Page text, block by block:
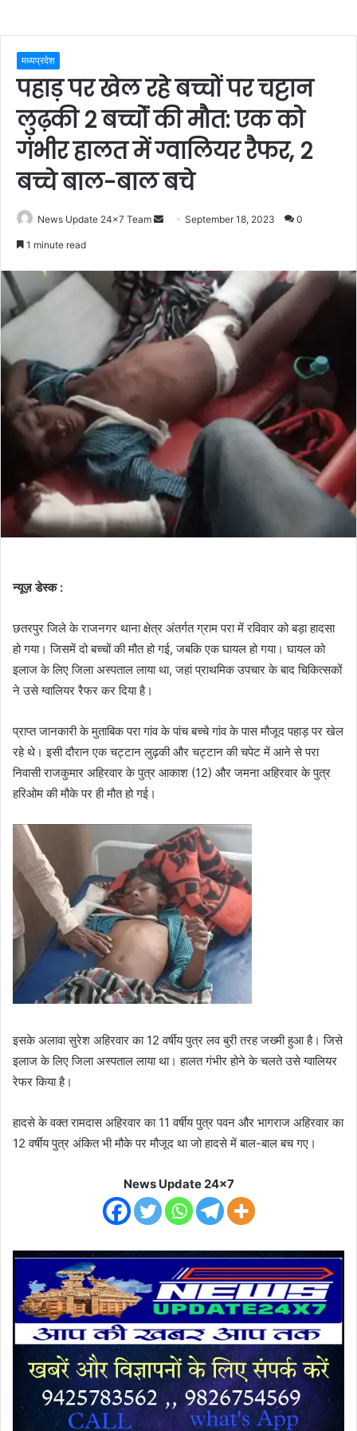
मध्यप्रदेश
पहाड़ पर खेल रहे बच्चों पर चट्टान
लुढ़की 2 बच्चोंं की मौत: एक को
गंभीर हालत में ग्वालियर रैफर, 2
बच्चे बाल-बाल बचे
News Update 24x7 Team
Send September 18, 2023 0
1 minute read
न्यूज़ डेस्क :
छतरपुर जिले के राजनगर थाना क्षेत्र अंतर्गत ग्राम परा में रविवार को बड़ा हादसा
हो गया। जिसमें दो बच्चों की मौत हो गई, जबकि एक घायल हो गया। घायल को
इलाज के लिए जिला अस्पताल लाया था, जहां प्राथमिक उपचार के बाद चिकित्सकों
ने उसे ग्वालियर रैफर कर दिया है।
प्राप्त जानकारी के मुताबिक परा गांव के पांच बच्चे गांव के पास मौजूद पहाड़ पर खेल
रहे थे। इसी दौरान एक चट्टान लुढ़की और चट्टान की चपेट में आने से परा
निवासी राजकुमार अहिरवार के पुत्र आकाश (12) और जमना अहिरवार के पुत्र
हरिओम की मौके पर ही मौत हो गई।
इसके अलावा सुरेश अहिरवार का 12 वर्षीय पुत्र लव बुरी तरह जख्मी हुआ है। जिसे
इलाज के लिए जिला अस्पताल लाया था। हालत गंभीर होने के चलते उसे ग्वालियर
रेफर किया है।
हादसे के वक्त रामदास अहिरवार का 11 वर्षीय पुत्र पवन और भागराज अहिरवार का
12 वर्षीय पुत्र अंकित भी मौके पर मौजूद था जो हादसे में बाल-बाल बच गए।
News Update 24x7